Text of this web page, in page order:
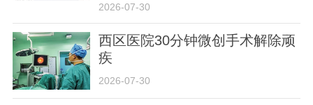
关于我们 版权声明
2026-07-30
西区医院30分钟微创手术解除顽
疾
2026-07-30